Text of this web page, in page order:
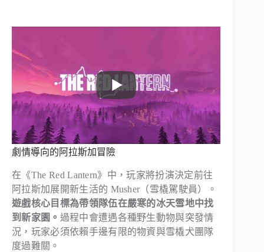
劇情導向的阿拉斯加冒險
在《The Red Lantern》中，玩家將扮演決定前往
阿拉斯加展開新生活的 Musher（雪橇駕駛員）。
遊戲核心目標為帶領隊伍在嚴寒的冰天雪地中找
到新家園。 過程中會遭遇各種野生動物與突發情
況，玩家必須依賴手邊有限的物資與雪橇犬團隊
度過難關。